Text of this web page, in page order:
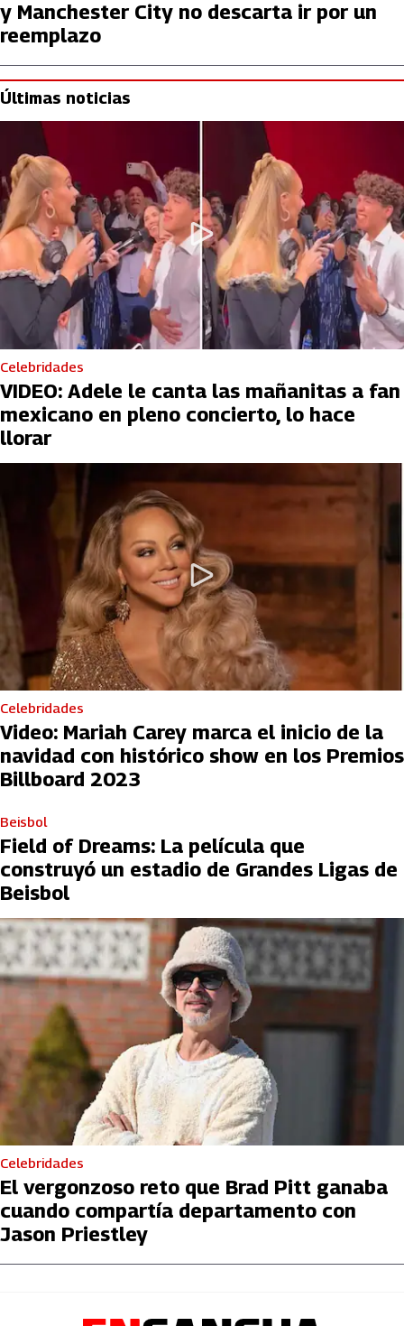
y Manchester City no descarta ir por un
reemplazo
Últimas noticias
Celebridades
VIDEO: Adele le canta las mañanitas a fan
mexicano en pleno concierto, lo hace
llorar
Celebridades
Video: Mariah Carey marca el inicio de la
navidad con histórico show en los Premios
Billboard 2023
Beisbol
Field of Dreams: La película que
construyó un estadio de Grandes Ligas de
Beisbol
Celebridades
El vergonzoso reto que Brad Pitt ganaba
cuando compartía departamento con
Jason Priestley